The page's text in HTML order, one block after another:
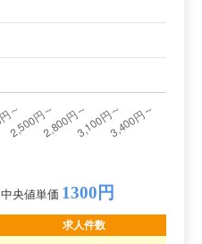
中央値単価 1300円
求人件数